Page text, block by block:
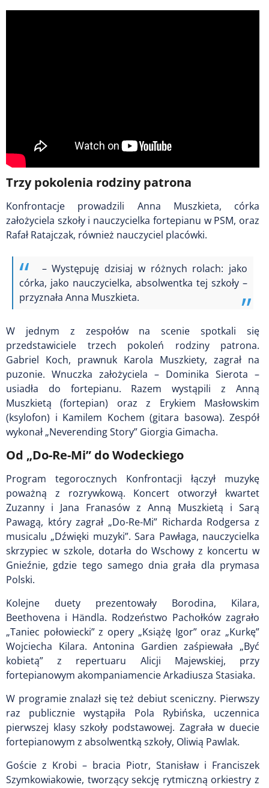
Trzy pokolenia rodziny patrona
Konfrontacje prowadzili Anna Muszkieta, córka
założyciela szkoły i nauczycielka fortepianu w PSM, oraz
Rafał Ratajczak, również nauczyciel placówki.
– Występuję dzisiaj w różnych rolach: jako
córka, jako nauczycielka, absolwentka tej szkoły –
przyznała Anna Muszkieta.
W jednym z zespołów na scenie spotkali się
przedstawiciele trzech pokoleń rodziny patrona.
Gabriel Koch, prawnuk Karola Muszkiety, zagrał na
puzonie. Wnuczka założyciela – Dominika Sierota –
usiadła do fortepianu. Razem wystąpili z Anną
Muszkietą (fortepian) oraz z Erykiem Masłowskim
(ksylofon) i Kamilem Kochem (gitara basowa). Zespół
wykonał „Neverending Story” Giorgia Gimacha.
Od „Do-Re-Mi” do Wodeckiego
Program tegorocznych Konfrontacji łączył muzykę
poważną z rozrywkową. Koncert otworzył kwartet
Zuzanny i Jana Franasów z Anną Muszkietą i Sarą
Pawagą, który zagrał „Do-Re-Mi” Richarda Rodgersa z
musicalu „Dźwięki muzyki”. Sara Pawłaga, nauczycielka
skrzypiec w szkole, dotarła do Wschowy z koncertu w
Gnieźnie, gdzie tego samego dnia grała dla prymasa
Polski.
Kolejne duety prezentowały Borodina, Kilara,
Beethovena i Händla. Rodzeństwo Pachołków zagrało
„Taniec połowiecki” z opery „Książę Igor” oraz „Kurkę”
Wojciecha Kilara. Antonina Gardien zaśpiewała „Być
kobietą” z repertuaru Alicji Majewskiej, przy
fortepianowym akompaniamencie Arkadiusza Stasiaka.
W programie znalazł się też debiut sceniczny. Pierwszy
raz publicznie wystąpiła Pola Rybińska, uczennica
pierwszej klasy szkoły podstawowej. Zagrała w duecie
fortepianowym z absolwentką szkoły, Oliwią Pawlak.
Goście z Krobi – bracia Piotr, Stanisław i Franciszek
Szymkowiakowie, tworzący sekcję rytmiczną orkiestry z